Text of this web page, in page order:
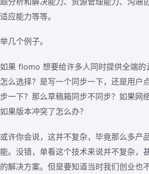
适应能力等等。
举几个例子。
如果 flomo 想要给许多人同时提供全端的
怎么选择？是写一个同步一下，还是用户
步一下？那么草稿箱同步不同步？如果网
如果版本冲突了怎么办？
或许你会说，这并不复杂，毕竟那么多产
能。没错，单看这个技术来说并不复杂，
的解决方案。但是要知道当时我们创业也